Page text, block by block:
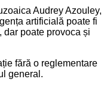
Audrey Azouley,
artificială poate fi
dar poate provoca și
fără o reglementare
general.